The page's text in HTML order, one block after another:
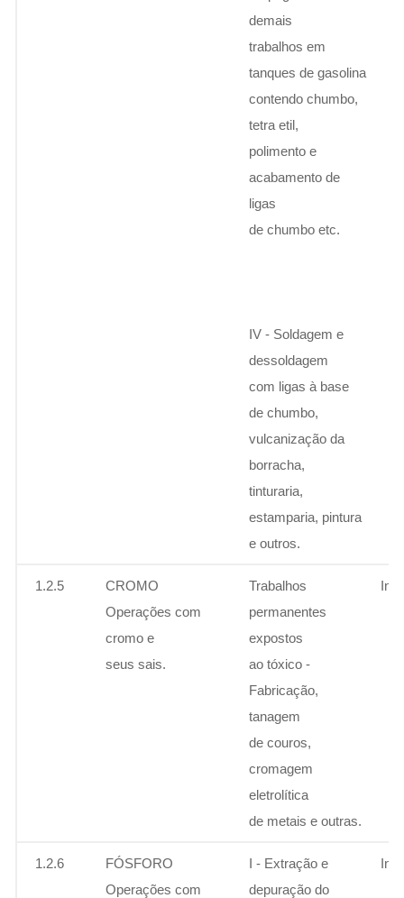
demais
trabalhos em
tanques de gasolina
contendo chumbo,
tetra etil,
polimento e
acabamento de
ligas
de chumbo etc.
IV - Soldagem e
dessoldagem
com ligas à base
de chumbo,
vulcanização da
borracha,
tinturaria,
estamparia, pintura
e outros.
1.2.5
CROMO
Operações com
cromo e
seus sais.
Trabalhos
permanentes
expostos
ao tóxico -
Fabricação,
tanagem
de couros,
cromagem
eletrolítica
de metais e outras.
1.2.6
FÓSFORO
Operações com
I - Extração e
depuração do